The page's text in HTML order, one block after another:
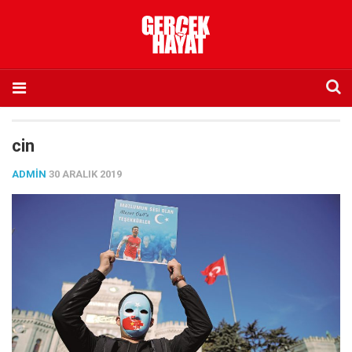
Hakkımızda
Künye
Abone olmak istiyorum
Satış noktası listesi
Eksik sayıların temini
Sosyal Medya
Twitter
cin
ADMIN 30 ARALIK 2019